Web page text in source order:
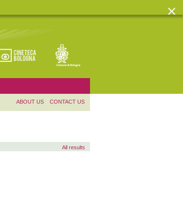
ABOUT US CONTACT US
All results